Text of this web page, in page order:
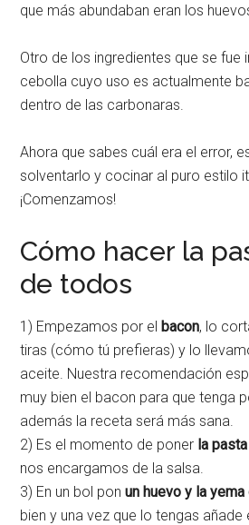
que más abundaban eran los
Otro de los ingredientes que se fue
cebolla cuyo uso es actualmente
dentro de las carbonaras.
Ahora que sabes cuál era el error,
solventarlo y cocinar al puro estilo
¡Comenzamos!
Cómo hacer la
de todos
1) Empezamos por el bacon, lo
tiras (cómo tú prefieras) y lo
aceite. Nuestra recomendación
muy bien el bacon para que tenga
además la receta será más sana.
2) Es el momento de poner la
nos encargamos de la salsa.
3) En un bol ponun huevo y la
bien y una vez que lo tengas añade